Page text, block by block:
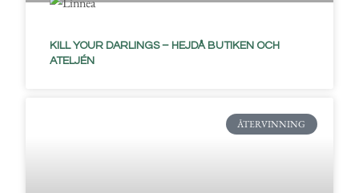
KILL YOUR DARLINGS – HEJDÅ BUTIKEN OCH
ATELJÉN
ÅTERVINNING